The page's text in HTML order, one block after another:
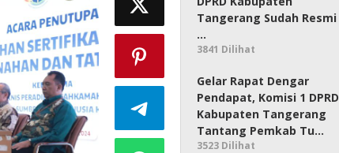
Tangerang Sudah Resmi
…
3841 Dilihat
Gelar Rapat Dengar
Pendapat, Komisi 1 DPRD
Kabupaten Tangerang
Tantang Pemkab Tu…
3523 Dilihat